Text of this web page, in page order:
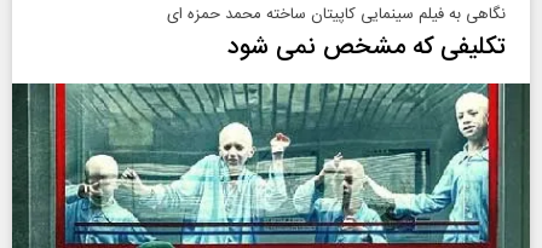
نگاهی به فیلم سینمایی کاپیتان ساخته محمد حمزه ای
تکلیفی که مشخص نمی شود